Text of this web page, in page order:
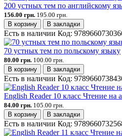
200 устных тем по английскому
156.00 грн. 195.00 грн.
В корзину
В закладки
Есть в наличии Код:
70 устных тем по польскому языку
80.00 грн. 100.00 грн.
В корзину
В закладки
Есть в наличии Код:
English Reader 10 класс Чтение на
84.00 грн. 105.00 грн.
В корзину
В закладки
Есть в наличии Код: